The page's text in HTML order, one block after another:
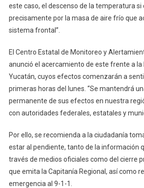
este caso, el descenso de la temperatura
precisamente por la masa de aire frío que
sistema frontal”.
El Centro Estatal de Monitoreo y
anunció el acercamiento de este frente a la
Yucatán, cuyos efectos comenzarán a
primeras horas del lunes. “Se mantendrá
permanente de sus efectos en nuestra
con autoridades federales, estatales y
Por ello, se recomienda a la ciudadanía
estar al pendiente, tanto de la información
través de medios oficiales como del cierre
que emita la Capitanía Regional, así como
emergencia al 9-1-1.